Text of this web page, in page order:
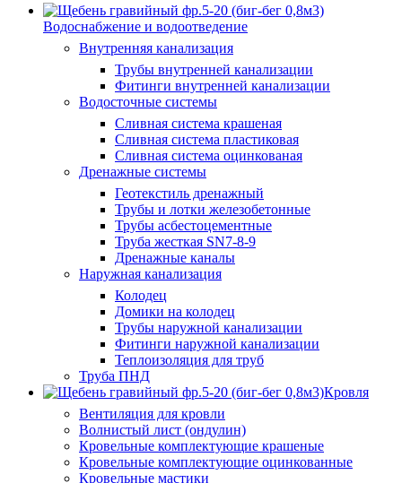
Водоснабжение и водоотведение
Внутренняя канализация
Трубы внутренней канализации
Фитинги внутренней канализации
Водосточные системы
Сливная система крашеная
Сливная система пластиковая
Сливная система оцинкованая
Дренажные системы
Геотекстиль дренажный
Трубы и лотки железобетонные
Трубы асбестоцементные
Труба жесткая SN7-8-9
Дренажные каналы
Наружная канализация
Колодец
Домики на колодец
Трубы наружной канализации
Фитинги наружной канализации
Теплоизоляция для труб
Труба ПНД
Кровля
Вентиляция для кровли
Волнистый лист (ондулин)
Кровельные комплектующие крашеные
Кровельные комплектующие оцинкованные
Кровельные мастики